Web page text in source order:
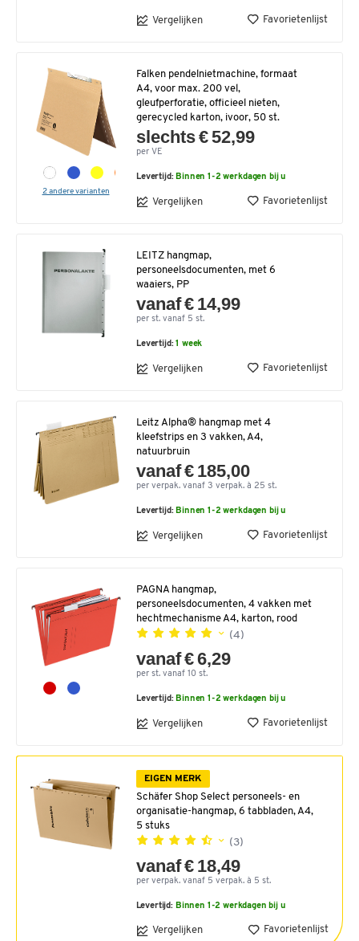
Vergelijken Favorietenlijst
2 andere varianten
Falken pendelnietmachine, formaat
A4, voor max. 200 vel,
gleufperforatie, officieel nieten,
gerecycled karton, ivoor, 50 st.
slechts € 52,99
per VE
Levertijd:Binnen 1-2 werkdagen bij u
Vergelijken Favorietenlijst
LEITZ hangmap,
personeelsdocumenten, met 6
waaiers, PP
vanaf € 14,99
per st. vanaf 5 st.
Levertijd:1 week
Vergelijken Favorietenlijst
Leitz Alpha® hangmap met 4
kleefstrips en 3 vakken, A4,
natuurbruin
vanaf € 185,00
per verpak. vanaf 3 verpak. à 25 st.
Levertijd:Binnen 1-2 werkdagen bij u
Vergelijken Favorietenlijst
PAGNA hangmap,
personeelsdocumenten, 4 vakken met
hechtmechanisme A4, karton, rood
(4)
vanaf € 6,29
per st. vanaf 10 st.
Levertijd:Binnen 1-2 werkdagen bij u
Vergelijken Favorietenlijst
EIGEN MERK
Schäfer Shop Select personeels- en
organisatie-hangmap, 6 tabbladen, A4,
5 stuks
(3)
vanaf € 18,49
per verpak. vanaf 5 verpak. à 5 st.
Levertijd: Binnen 1-2 werkdagen bij u
Vergelijken Favorietenlijst